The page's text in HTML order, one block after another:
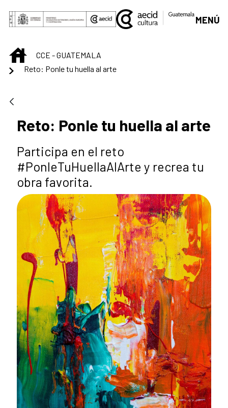
Saltar al contenido principal
MENÚ
INICIOCCE - GUATEMALA
Reto: Ponle tu huella al arte
Reto: Ponle tu huella al arte
Participa en el reto
#PonleTuHuellaAlArte y recrea tu
obra favorita.